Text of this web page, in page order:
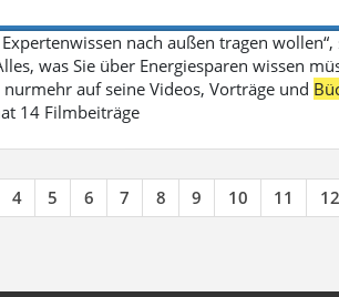
nach außen tragen
was Sie über Energiesparen wissen
auf seine Videos, Vorträge und
14 Filmbeiträge
4 5 6 7 8 9 10 11 12